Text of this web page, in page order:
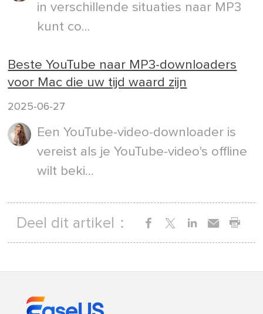
in verschillende situaties naar MP3
kunt co...
Beste YouTube naar MP3-downloaders
voor Mac die uw tijd waard zijn
2025-06-27
Een YouTube-video-downloader is
vereist als je YouTube-video's offline
wilt beki...
Deel dit artikel：